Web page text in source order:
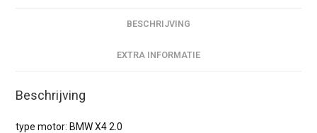
BESCHRIJVING
EXTRA INFORMATIE
Beschrijving
type motor: BMW X4 2.0